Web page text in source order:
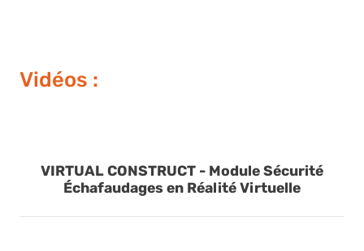
Vidéos :
VIRTUAL CONSTRUCT - Module Sécurité
Échafaudages en Réalité Virtuelle